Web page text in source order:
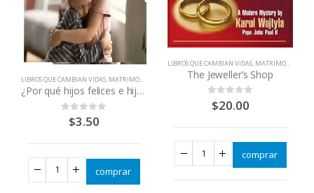
LIBROS QUE CAMBIAN VIDAS, MATRIMONIOS - PAREJAS
¿Por qué hijos felices e hijos fracasados?
out of 5
$3.50
comprar
LIBROS QUE CAMBIAN VIDAS, MATRIMONIOS - PAREJAS
The Jeweller’s Shop
out of 5
$20.00
comprar